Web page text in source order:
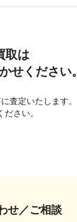
取は
せください。
査定いたします。
さい。
せ／ご相談